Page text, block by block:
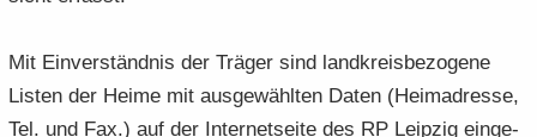
Mit Ein­ver­ständ­nis der Trä­ger sind land­kreis­be­zo­ge­ne
Lis­ten der Heime mit aus­ge­wähl­ten Daten (Hei­m­adres­se,
Tel. und Fax.) auf der In­ter­net­sei­te des RP Leip­zig ein­ge­